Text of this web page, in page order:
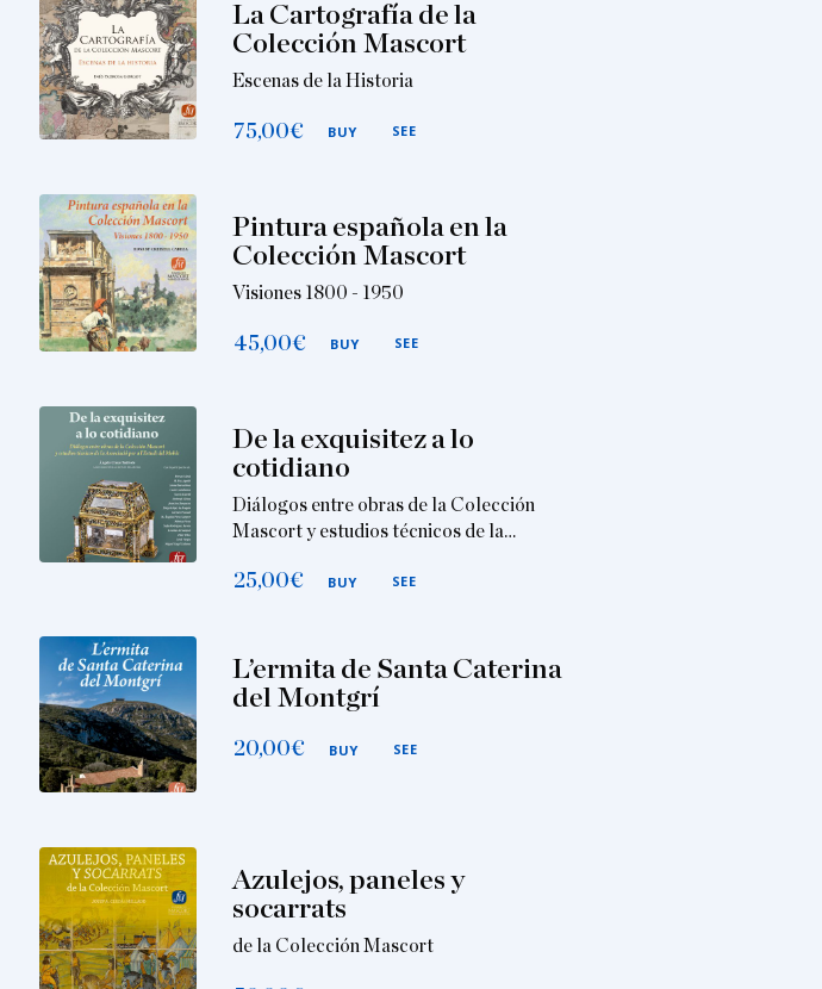
La Cartografía de la
Colección Mascort
Escenas de la Historia
75,00€ BUY SEE
Pintura española en la
Colección Mascort
Visiones 1800 - 1950
45,00€ BUY SEE
De la exquisitez a lo
cotidiano
Diálogos entre obras de la Colección
Mascort y estudios técnicos de la…
25,00€ BUY SEE
L’ermita de Santa Caterina
del Montgrí
20,00€ BUY SEE
Azulejos, paneles y
socarrats
de la Colección Mascort